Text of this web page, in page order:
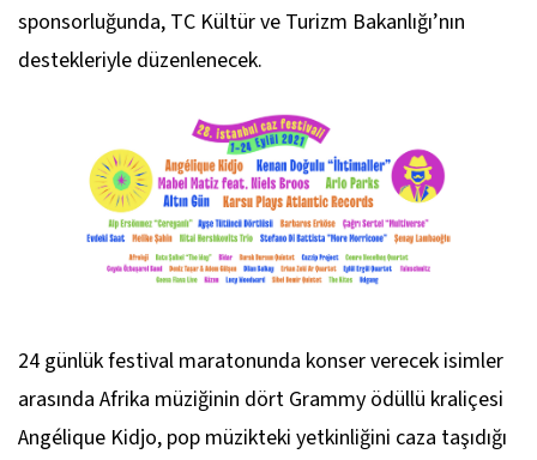
sponsorluğunda, TC Kültür ve Turizm Bakanlığı’nın
destekleriyle düzenlenecek.
24 günlük festival maratonunda konser verecek isimler
arasında Afrika müziğinin dört Grammy ödüllü kraliçesi
Angélique Kidjo, pop müzikteki yetkinliğini caza taşıdığı